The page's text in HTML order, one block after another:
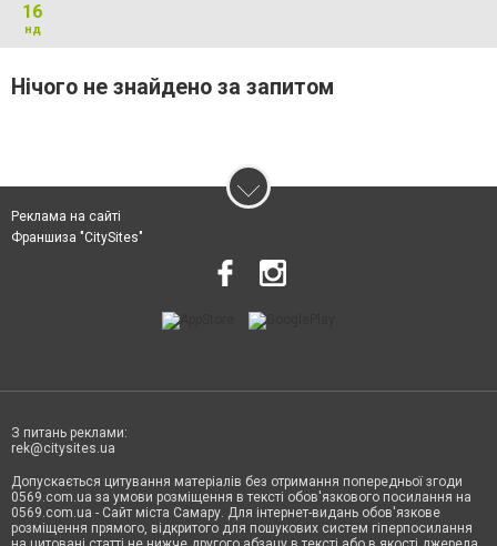
16
нд
Нічого не знайдено за запитом
Реклама на сайті
Франшиза "CitySites"
З питань реклами:
rek@citysites.ua
Допускається цитування матеріалів без отримання попередньої згоди
0569.com.ua за умови розміщення в тексті обов'язкового посилання на
0569.com.ua - Сайт міста Самару. Для інтернет-видань обов'язкове
розміщення прямого, відкритого для пошукових систем гіперпосилання